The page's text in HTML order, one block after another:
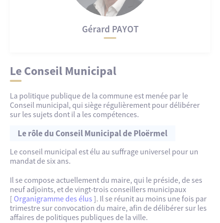
Gérard PAYOT
Le Conseil Municipal
La politique publique de la commune est menée par le
Conseil municipal, qui siège régulièrement pour délibérer
sur les sujets dont il a les compétences.
Le rôle du Conseil Municipal de Ploërmel
Le conseil municipal est élu au suffrage universel pour un
mandat de six ans.
Il se compose actuellement du maire, qui le préside, de ses
neuf adjoints, et de vingt-trois conseillers municipaux
[ Organigramme des élus ]. Il se réunit au moins une fois par
trimestre sur convocation du maire, afin de délibérer sur les
affaires de politiques publiques de la ville.